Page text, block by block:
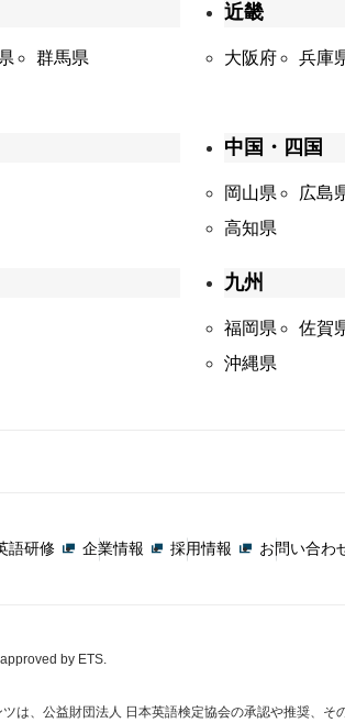
群馬県
近畿
大阪府 兵庫
中国・四国
岡山県 広島
高知県
九州
福岡県 佐賀
沖縄県
語研修 企業情報 採用情報 お問い合わ
by ETS.
は、公益財団法人 日本英語検定協会の承認や推奨、そ